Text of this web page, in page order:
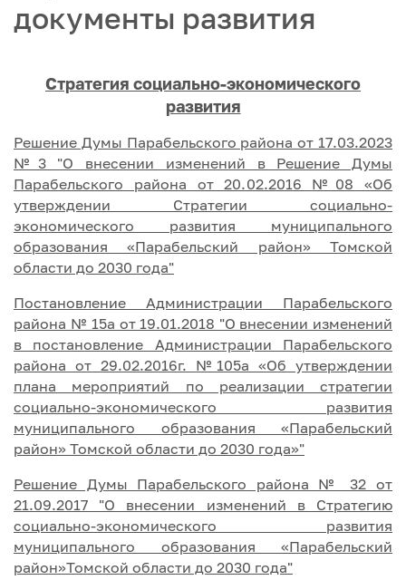
документы развития
Стратегия социально-экономического
развития
Решение Думы Парабельского района от 17.03.2023
№3 "О внесении изменений в Решение Думы
Парабельского района от 20.02.2016 №08 «Об
утверждении Стратегии социально-
экономического развития муниципального
образования «Парабельский район» Томской
области до 2030 года"
Постановление Администрации Парабельского
района № 15а от 19.01.2018 "О внесении изменений
в постановление Администрации Парабельского
района от 29.02.2016г. №105а «Об утверждении
плана мероприятий по реализации стратегии
социально-экономического развития
муниципального образования «Парабельский
район» Томской области до 2030 года»"
Решение Думы Парабельского района № 32 от
21.09.2017 "О внесении изменений в Стратегию
социально-экономического развития
муниципального образования «Парабельский
район»Томской области до 2030 года"